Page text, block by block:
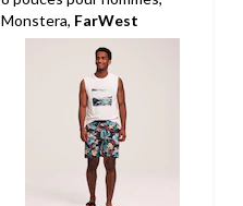
Monstera, FarWest